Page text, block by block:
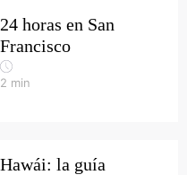
24 horas en San
Francisco
2 min
Hawái: la guía